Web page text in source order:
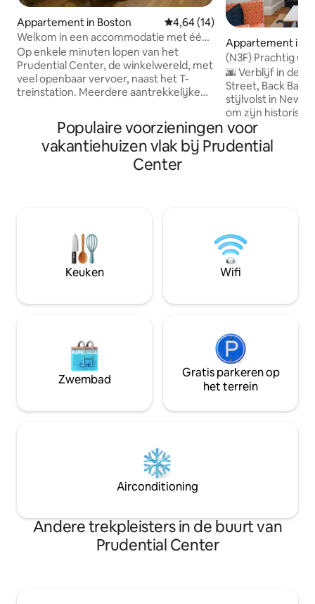
Appartement in Boston Gemiddelde beoordeling van
4,64 (14)
Welkom in een accommodatie met één
slaapkamer en één badkamer naast een
commerciële zone
Op enkele minuten lopen van het
Prudential Center, de winkelwereld, met
veel openbaar vervoer, naast het T-
treinstation. Meerdere aantrekkelijke
de Historic District van Boston te
verkennen. De kamer is voorzien van
beddengoed, handdoeken voor 2-3
personen, een eigen badkamer en een
keuken. De sleutel wordt in een
Parkeren op straat is op sommige
plekken toegestaan met een
parkeermeter.
Appartement in
(N3F) Prachtig
Brownstone
🌆 Verblijf in de
Street, Back Bay
stijlvolst in
om zijn
bomen
levendige sfeer.
maar uit om
River Esplanade,
toegang tot de
van de stad te
Populaire voorzieningen voor
vakantiehuizen vlak bij Prudential
Center
Keuken Wifi
Zwembad
Gratis parkeren op
het terrein
Airconditioning
Andere trekpleisters in de buurt van
Prudential Center